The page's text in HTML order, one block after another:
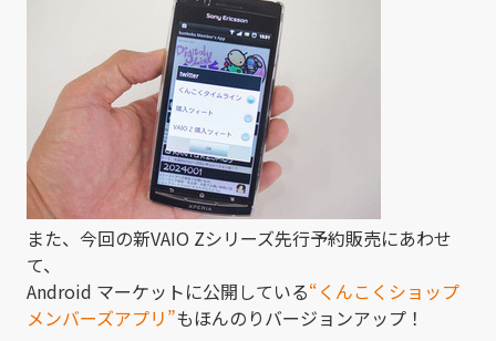
また、今回の新VAIO Zシリーズ先行予約販売にあわせ
て、
Android マーケットに公開している“くんこくショップ
メンバーズアプリ”もほんのりバージョンアップ！